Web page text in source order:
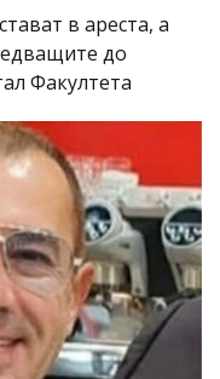
в ареста, а
до
Факултета